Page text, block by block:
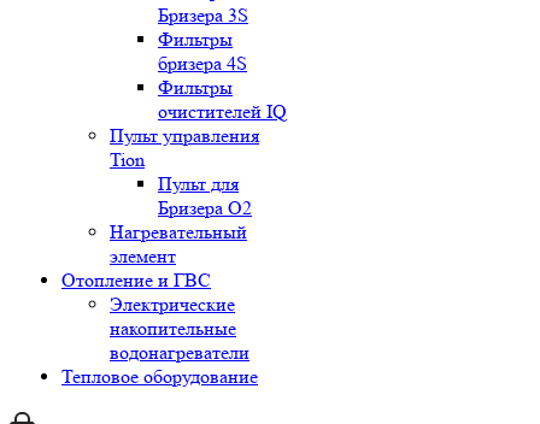
Бризера 3S
Фильтры
бризера 4S
Фильтры
очистителей IQ
Пульт управления
Tion
Пульт для
Бризера O2
Нагревательный
элемент
Отопление и ГВС
Электрические
накопительные
водонагреватели
Тепловое оборудование